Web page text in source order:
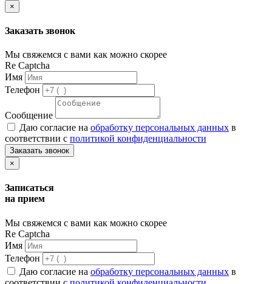
×
Заказать звонок
Мы свяжемся с вами как можно скорее
Re Captcha
Имя
Телефон
Сообщение
Даю согласие на обработку персональных данных в
соответствии с политикой конфиденциальности
Заказать звонок
×
Записаться
на прием
Мы свяжемся с вами как можно скорее
Re Captcha
Имя
Телефон
Даю согласие на обработку персональных данных в